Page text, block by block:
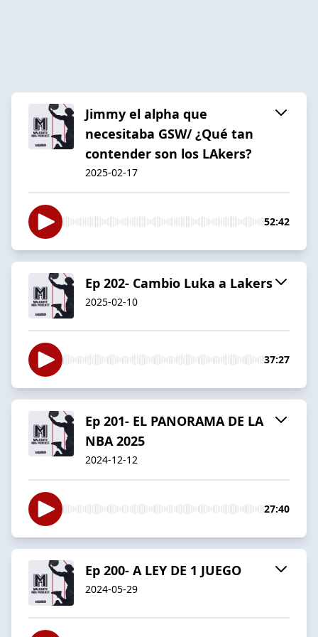
Jimmy el alpha que
necesitaba GSW/ ¿Qué tan
contender son los LAkers?
2025-02-17
52:42
Ep 202- Cambio Luka a Lakers
2025-02-10
37:27
Ep 201- EL PANORAMA DE LA
NBA 2025
2024-12-12
27:40
Ep 200- A LEY DE 1 JUEGO
2024-05-29